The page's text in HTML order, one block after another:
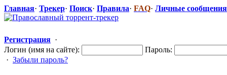
Главная· Трекер· Поиск· Правила· FAQ· Личные сообщения
Регистрация ·
Логин (имя на сайте):
Пароль:
· Забыли пароль?